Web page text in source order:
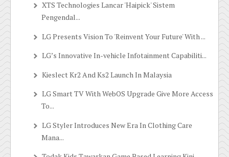
XTS Technologies Lancar 'Haipick' Sistem
Pengendal...
LG Presents Vision To 'Reinvent Your Future' With ...
LG’s Innovative In-vehicle Infotainment Capabiliti...
Kieslect Kr2 And Ks2 Launch In Malaysia
LG Smart TV With WebOS Upgrade Give More Access
To...
LG Styler Introduces New Era In Clothing Care
Mana...